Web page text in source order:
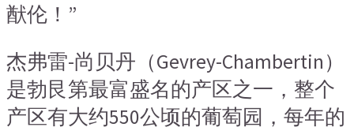
猷伦！”
杰弗雷-尚贝丹（Gevrey-Chambertin）
是勃艮第最富盛名的产区之一，整个
产区有大约550公顷的葡萄园，每年的